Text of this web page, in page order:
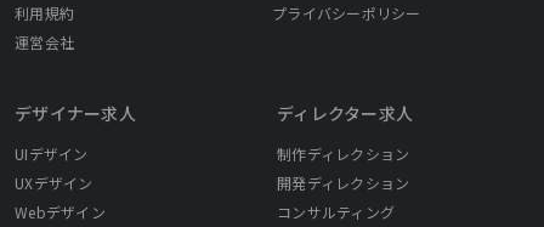
利用規約
プライバシーポリシー
運営会社
デザイナー求人
UIデザイン
UXデザイン
Webデザイン
ディレクター求人
制作ディレクション
開発ディレクション
コンサルティング